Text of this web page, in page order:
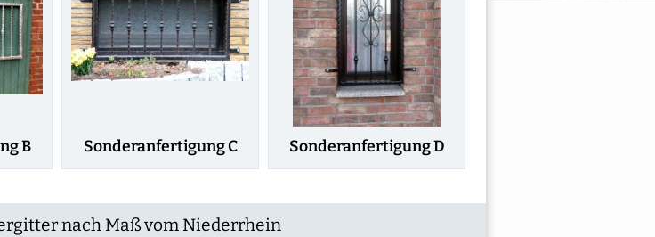
B Sonderanfertigung C Sonderanfertigung D
nach Maß vom Niederrhein